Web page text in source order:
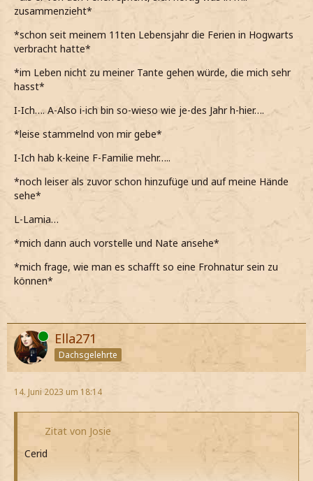
*Einfach weiter plapper*
*Gerade in guter Laune bin und nicht Recht darüber
nachdenke, was tue oder sage*
*Noch einen Stein ins Wasser werfe*
Nate
*Sie dann wieder angrinse*
*Hoffe, dass sie nicht meinetwegen so nervös ist*
zusammenzieht*
*schon seit meinem 11ten Lebensjahr die Ferien in Hogwarts
verbracht hatte*
*im Leben nicht zu meiner Tante gehen würde, die mich sehr
hasst*
I-Ich…. A-Also i-ich bin so-wieso wie je-des Jahr h-hier….
*leise stammelnd von mir gebe*
I-Ich hab k-keine F-Familie mehr…..
*noch leiser als zuvor schon hinzufüge und auf meine Hände
sehe*
L-Lamia…
*mich dann auch vorstelle und Nate ansehe*
*mich frage, wie man es schafft so eine Frohnatur sein zu
können*
Online Ella271
Dachsgelehrte
14. Juni 2023 um 18:14
Zitat von Josie
Cerid